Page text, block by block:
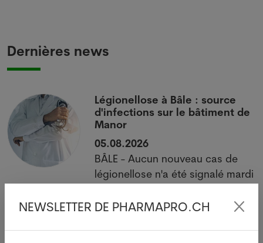
Dernières news
Légionellose à Bâle : source
d'infections sur le bâtiment de
Manor
05.08.2026
BÂLE - Aucun nouveau cas de
légionellose n'a été signalé mardi
deux dernières semaines.
Lire plus
NEWSLETTER DE PHARMAPRO.CH